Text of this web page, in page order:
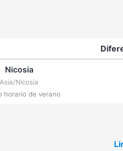
Nicosia
Asia/Nicosia
horario de verano